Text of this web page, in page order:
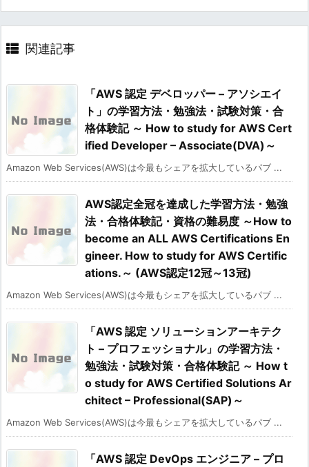
関連記事
「AWS 認定 デベロッパー – アソシエイ
ト」の学習方法・勉強法・試験対策・合
格体験記 ～ How to study for AWS Cert
ified Developer – Associate(DVA)～
Amazon Web Services(AWS)は今最もシェアを拡大しているパブ ...
AWS認定全冠を達成した学習方法・勉強
法・合格体験記・資格の難易度 ～How to
become an ALL AWS Certifications En
gineer. How to study for AWS Certific
ations.～ (AWS認定12冠～13冠)
Amazon Web Services(AWS)は今最もシェアを拡大しているパブ ...
「AWS 認定 ソリューションアーキテク
ト – プロフェッショナル」の学習方法・
勉強法・試験対策・合格体験記 ～ How t
o study for AWS Certified Solutions Ar
chitect – Professional(SAP)～
Amazon Web Services(AWS)は今最もシェアを拡大しているパブ ...
「AWS 認定 DevOps エンジニア – プロ